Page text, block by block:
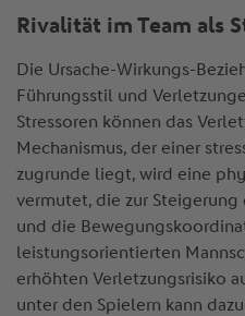
Rivalität im Team als
Die Ursache-Wirkungs-
Führungsstil und
Stressoren können das
Mechanismus, der einer
zugrunde liegt, wird eine
vermutet, die zur
und die
leistungsorientierten
erhöhten Verletzungsrisiko
unter den Spielern kann